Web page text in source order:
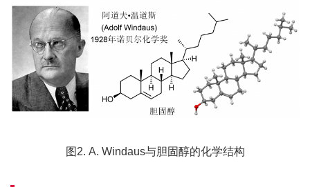
图2. A. Windaus与胆固醇的化学结构